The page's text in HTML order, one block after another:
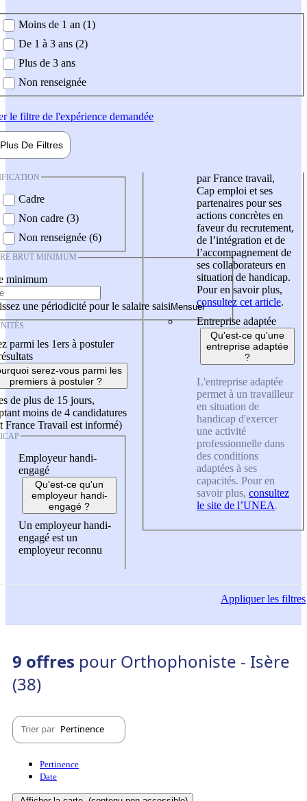
demandée
Moins de 1 an (1)
De 1 à 3 ans (2)
Plus de 3 ans
Non renseignée
le filtre de l'expérience demandée
Plus De Filtres
Cadre
Non cadre (3)
Non renseignée (6)
BRUT MINIMUM
minimum
une périodicité pour le salaire saisi
parmi les 1ers à postuler
serez-vous parmi les
premiers à postuler ?
de plus de 15 jours,
moins de 4 candidatures
France Travail est informé)
Employeur handi-
engagé
Qu'est-ce qu'un
employeur handi-
engagé ?
Un employeur handi-
engagé est un
employeur reconnu
par France travail,
Cap emploi et ses
partenaires pour ses
actions concrètes en
faveur du recrutement,
de l’intégration et de
l’accompagnement de
ses collaborateurs en
situation de handicap.
Pour en savoir plus,
consultez cet article.
Entreprise adaptée
Qu'est-ce qu'une
entreprise adaptée
?
L'entreprise adaptée
permet à un travailleur
en situation de
handicap d'exercer
une activité
professionnelle dans
des conditions
adaptées à ses
capacités. Pour en
savoir plus, consultez
le site de l’UNEA.
Appliquerles filtres
9 offres pour Orthophoniste - Isère
(38)
Trier par Pertinence
Pertinence
Date